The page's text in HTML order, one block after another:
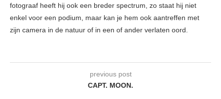
fotograaf heeft hij ook een breder spectrum, zo staat hij niet
enkel voor een podium, maar kan je hem ook aantreffen met
zijn camera in de natuur of in een of ander verlaten oord.
previous post
CAPT. MOON.